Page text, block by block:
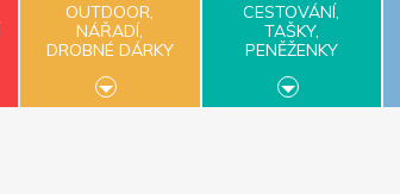
OUTDOOR,
NÁŘADÍ,
DROBNÉ DÁRKY
CESTOVÁNÍ,
TAŠKY,
PENĚŽENKY